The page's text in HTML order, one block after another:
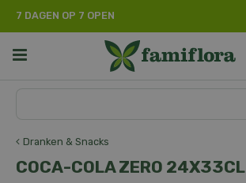
Dranken & Snacks
7 DAGEN OP 7 OPEN
COCA-COLA ZERO 24X33CL